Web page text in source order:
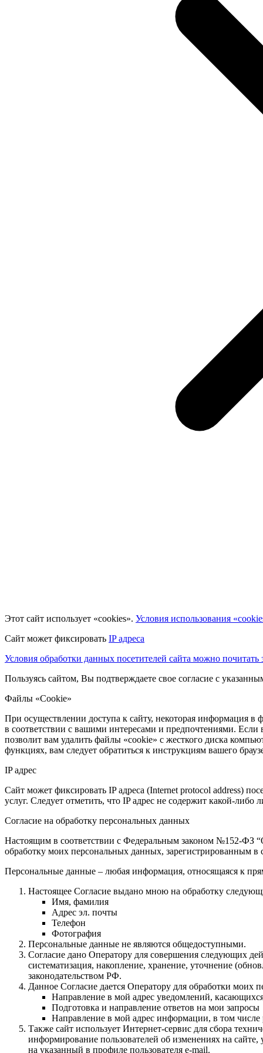
Этот сайт использует «cookies». Условия использования
Сайт может фиксировать IP адреса
Условия обработки данных посетителей сайта можно почитать
Пользуясь сайтом, Вы подтверждаете свое согласие с
Файлы «Cookie»
При осуществлении доступа к сайту, некоторая информация в
в соответствии с вашими интересами и предпочтениями.
позволит вам удалить файлы «cookie» с жесткого диска
функциях, вам следует обратиться к инструкциям вашего
IP адрес
Сайт может фиксировать IP адреса (Internet protocol address)
услуг. Следует отметить, что IP адрес не содержит какой-
Согласие на обработку персональных данных
Настоящим в соответствии с Федеральным законом №152-ФЗ
обработку моих персональных данных, зарегистрированным в
Персональные данные – любая информация, относящаяся к
Настоящее Согласие выдано мною на обработку
Имя, фамилия
Адрес эл. почты
Телефон
Фотография
Персональные данные не являются общедоступными.
Согласие дано Оператору для совершения следующих
систематизация, накопление, хранение, уточнение
законодательством РФ.
Данное Согласие дается Оператору для обработки
Направление в мой адрес уведомлений,
Подготовка и направление ответов на мои запросы
Направление в мой адрес информации, в том
Также сайт использует Интернет-сервис для сбора
информирование пользователей об изменениях на
на указанный в профиле пользователя e-mail.